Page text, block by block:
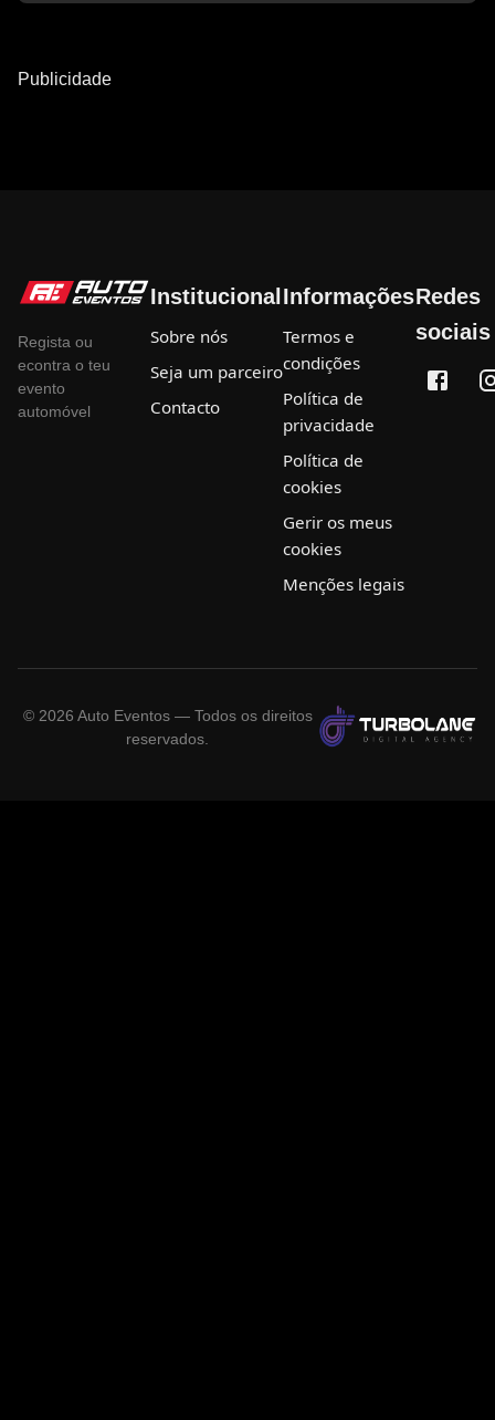
Publicidade
Regista ou
econtra o teu
evento
automóvel
Institucional
Sobre nós
Seja um parceiro
Contacto
Informações
Termos e
condições
Política de
privacidade
Política de
cookies
Gerir os meus
cookies
Menções legais
Redes
sociais
© 2026 Auto Eventos — Todos os direitos
reservados.